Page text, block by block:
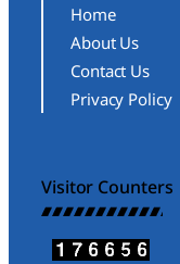
Home
About Us
Contact Us
Privacy Policy
Visitor Counters